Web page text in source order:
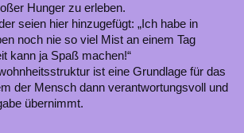
Hunger zu erleben.
seien hier hinzugefügt: „Ich habe in
noch nie so viel Mist an einem Tag
kann ja Spaß machen!“
ist eine Grundlage für das
der Mensch dann verantwortungsvoll und
übernimmt.